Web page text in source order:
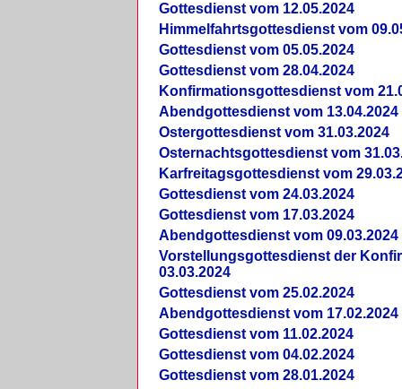
Gottesdienst vom 12.05.2024
Himmelfahrtsgottesdienst vom
Gottesdienst vom 05.05.2024
Gottesdienst vom 28.04.2024
Konfirmationsgottesdienst vom
Abendgottesdienst vom 13.04.2024
Ostergottesdienst vom 31.03.2024
Osternachtsgottesdienst vom
Karfreitagsgottesdienst vom
Gottesdienst vom 24.03.2024
Gottesdienst vom 17.03.2024
Abendgottesdienst vom 09.03.2024
Vorstellungsgottesdienst der
03.03.2024
Gottesdienst vom 25.02.2024
Abendgottesdienst vom 17.02.2024
Gottesdienst vom 11.02.2024
Gottesdienst vom 04.02.2024
Gottesdienst vom 28.01.2024